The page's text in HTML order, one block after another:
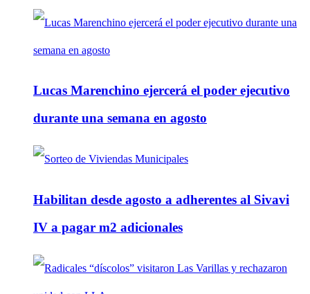
Lucas Marenchino ejercerá el poder ejecutivo
durante una semana en agosto
Habilitan desde agosto a adherentes al Sivavi
IV a pagar m2 adicionales